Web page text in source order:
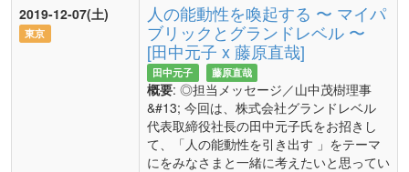
2019-12-07(土)
東京
人の能動性を喚起する 〜 マイパ
ブリックとグランドレベル 〜
[田中元子 x 藤原直哉]
田中元子 藤原直哉
概要: ◎担当メッセージ／山中茂樹理事
&#13; 今回は、株式会社グランドレベル
代表取締役社長の田中元子氏をお招きし
て、「人の能動性を引き出す 」をテーマ
にをみなさまと一緒に考えたいと思ってい